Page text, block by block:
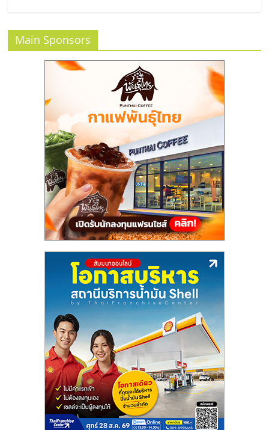
ไชส์,
ปรึกษา
แฟ
ไชส์,
รวม
แฟ
ไชส์
ขาย
แฟ
Main Sponsors